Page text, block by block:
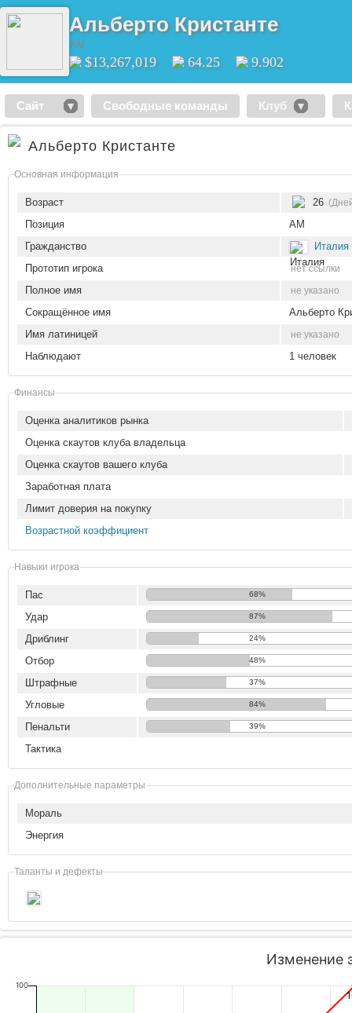
Альберто Кристанте
AM
$13,267,019 64.25 9.902
Сайт Свободные команды Клуб
Альберто Кристанте
Основная информация
Возраст 26
Позиция
AM
Гражданство
Италия
Прототип игрока
нет ссылки
Полное имя не указано
Сокращённое имя
Альберто
Имя латиницей
не указано
Наблюдают 1 человек
Финансы
Оценка аналитиков рынка
Оценка скаутов клуба владельца
Оценка скаутов вашего клуба
Заработная плата
Лимит доверия на покупку
Возрастной коэффициент
Навыки игрока
Пас 68%
Удар 87%
Дриблинг 24%
Отбор 48%
Штрафные 37%
Угловые 84%
Пенальти 39%
Тактика
Дополнительные параметры
Мораль
Энергия
Таланты и дефекты
Изменение
100